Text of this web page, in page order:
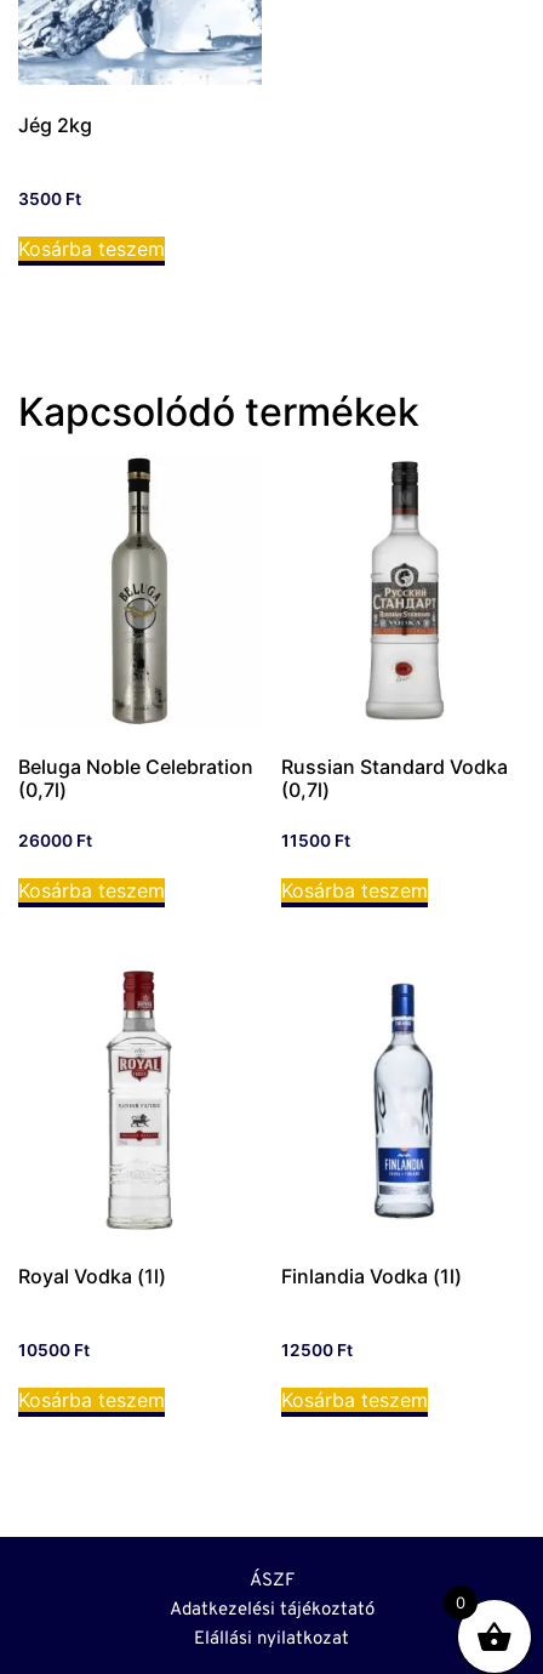
Jég 2kg
3500 Ft
Kosárba teszem
Kapcsolódó termékek
Beluga Noble Celebration
(0,7l)
26000 Ft
Kosárba teszem
Russian Standard Vodka
(0,7l)
11500 Ft
Kosárba teszem
Royal Vodka (1l)
10500 Ft
Kosárba teszem
Finlandia Vodka (1l)
12500 Ft
Kosárba teszem
ÁSZF
Adatkezelési tájékoztató
Elállási nyilatkozat
0